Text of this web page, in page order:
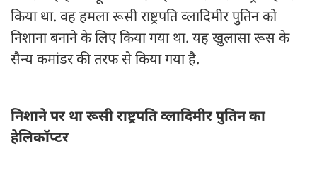
किया था. वह हमला रूसी राष्ट्रपति व्लादिमीर पुतिन को
निशाना बनाने के लिए किया गया था. यह खुलासा रूस के
सैन्य कमांडर की तरफ से किया गया है.
निशाने पर था रूसी राष्ट्रपति व्लादिमीर पुतिन का
हेलिकॉप्टर